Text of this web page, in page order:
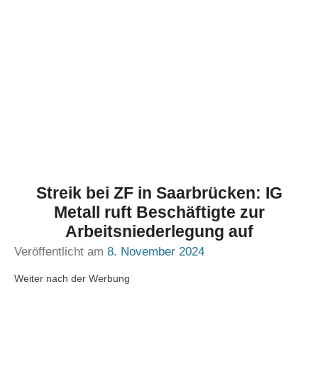
Streik bei ZF in Saarbrücken: IG
Metall ruft Beschäftigte zur
Arbeitsniederlegung auf
Veröffentlicht am 8. November 2024
Weiter nach der Werbung